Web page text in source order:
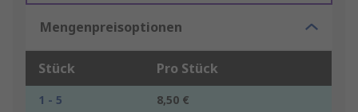
Mengenpreisoptionen
Stück Pro Stück
1 - 5
8,50 €